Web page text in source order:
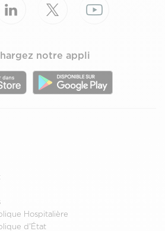
notre appli
Hospitalière
d'État